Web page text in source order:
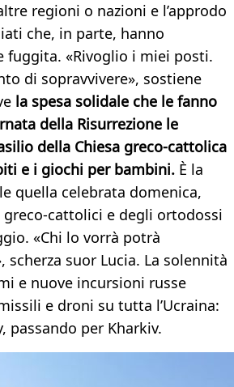
regioni o nazioni e l’approdo
che, in parte, hanno
fuggita. «Rivoglio i miei posti.
di sopravvivere», sostiene
la spesa solidale che le fanno
della Risurrezione le
della Chiesa greco-cattolica
e i giochi per bambini. È la
quella celebrata domenica,
greco-cattolici e degli ortodossi
«Chi lo vorrà potrà
scherza suor Lucia. La solennità
e nuove incursioni russe
e droni su tutta l’Ucraina:
passando per Kharkiv.